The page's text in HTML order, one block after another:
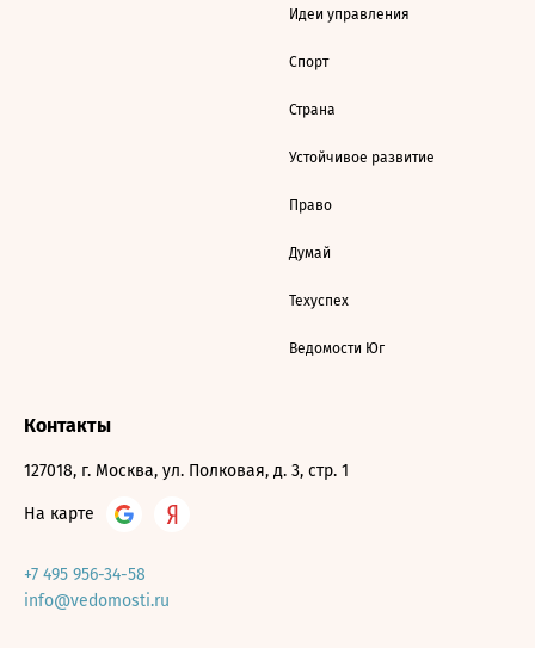
Идеи управления
Спорт
Страна
Устойчивое развитие
Право
Думай
Техуспех
Ведомости Юг
Контакты
127018, г. Москва, ул. Полковая, д. 3, стр. 1
На карте
+7 495 956-34-58
info@vedomosti.ru